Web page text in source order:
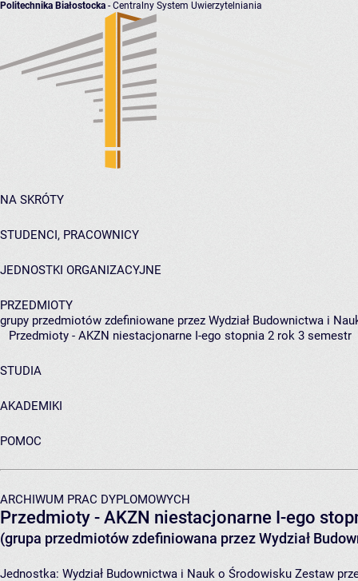
Politechnika Białostocka - Centralny System Uwierzytelniania
NA SKRÓTY
STUDENCI, PRACOWNICY
JEDNOSTKI ORGANIZACYJNE
PRZEDMIOTY
grupy przedmiotów zdefiniowane przez Wydział Budownictwa i
Przedmioty - AKZN niestacjonarne I-ego stopnia 2 rok 3 semestr
STUDIA
AKADEMIKI
POMOC
ARCHIWUM PRAC DYPLOMOWYCH
Przedmioty - AKZN niestacjonarne I-ego
(grupa przedmiotów zdefiniowana przez Wydział
Jednostka: Wydział Budownictwa i Nauk o Środowisku Zestaw